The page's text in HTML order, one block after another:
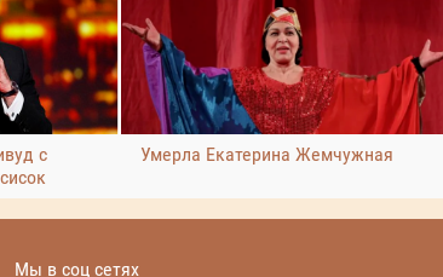
с
Умерла Екатерина Жемчужная
Мы в соц сетях